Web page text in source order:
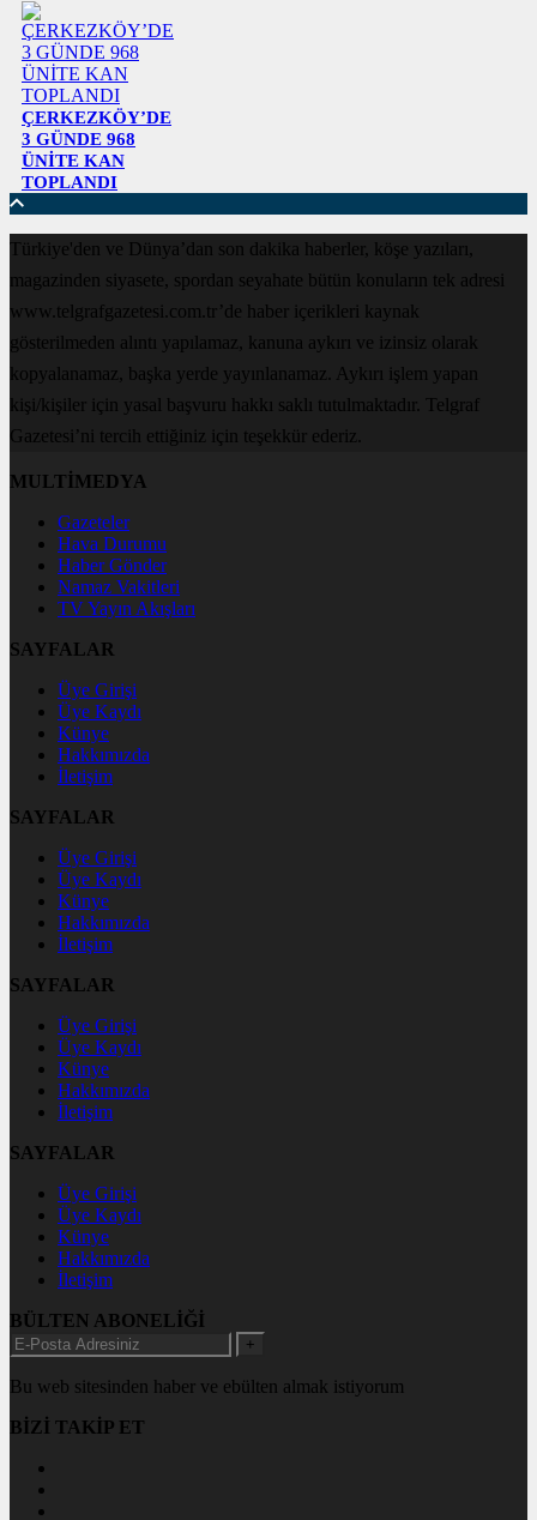
ÇERKEZKÖY’DE
3 GÜNDE 968
ÜNİTE KAN
TOPLANDI
Türkiye'den ve Dünya’dan son dakika haberler, köşe yazıları,
magazinden siyasete, spordan seyahate bütün konuların tek adresi
www.telgrafgazetesi.com.tr’de haber içerikleri kaynak
gösterilmeden alıntı yapılamaz, kanuna aykırı ve izinsiz olarak
kopyalanamaz, başka yerde yayınlanamaz. Aykırı işlem yapan
kişi/kişiler için yasal başvuru hakkı saklı tutulmaktadır. Telgraf
Gazetesi’ni tercih ettiğiniz için teşekkür ederiz.
MULTİMEDYA
Gazeteler
Hava Durumu
Haber Gönder
Namaz Vakitleri
TV Yayın Akışları
SAYFALAR
Üye Girişi
Üye Kaydı
Künye
Hakkımızda
İletişim
SAYFALAR
Üye Girişi
Üye Kaydı
Künye
Hakkımızda
İletişim
SAYFALAR
Üye Girişi
Üye Kaydı
Künye
Hakkımızda
İletişim
SAYFALAR
Üye Girişi
Üye Kaydı
Künye
Hakkımızda
İletişim
BÜLTEN ABONELİĞİ
+
Bu web sitesinden haber ve ebülten almak istiyorum
BİZİ TAKİP ET